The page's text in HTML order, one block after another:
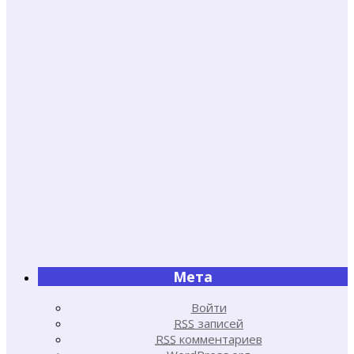
Мета
Войти
RSS записей
RSS комментариев